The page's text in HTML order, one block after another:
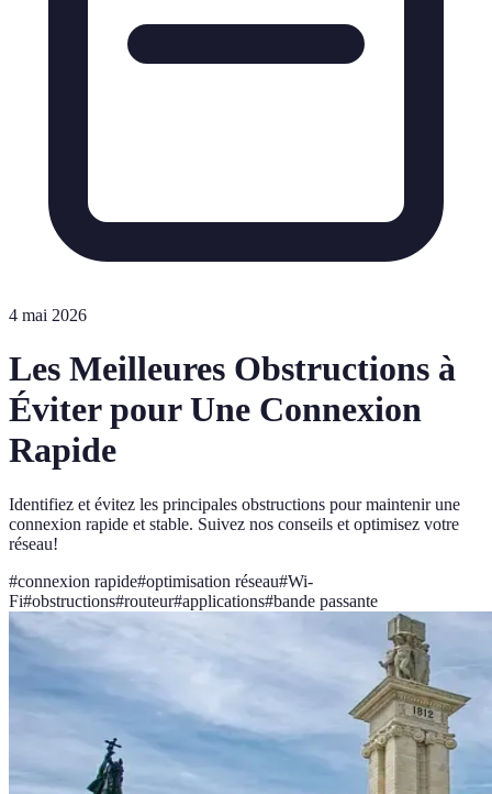
4 mai 2026
Les Meilleures Obstructions à
Éviter pour Une Connexion
Rapide
Identifiez et évitez les principales obstructions pour maintenir une
connexion rapide et stable. Suivez nos conseils et optimisez votre
réseau!
#connexion rapide#optimisation réseau#Wi-
Fi#obstructions#routeur#applications#bande passante